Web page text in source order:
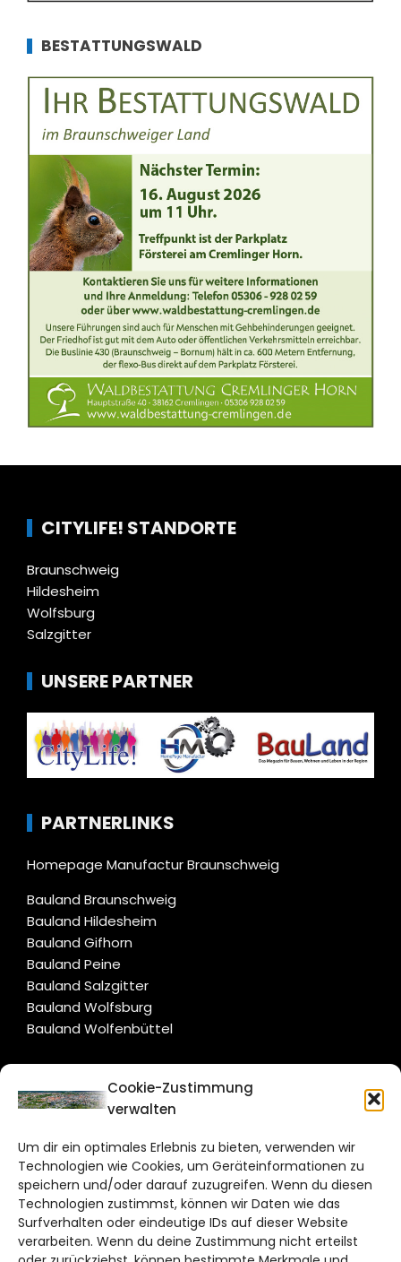
Cookie-Zustimmung
verwalten
Um dir ein optimales Erlebnis zu bieten, verwenden wir
Technologien wie Cookies, um Geräteinformationen zu
speichern und/oder darauf zuzugreifen. Wenn du diesen
Technologien zustimmst, können wir Daten wie das
Surfverhalten oder eindeutige IDs auf dieser Website
verarbeiten. Wenn du deine Zustimmung nicht erteilst
BESTATTUNGSWALD
CITYLIFE! STANDORTE
Braunschweig
Hildesheim
Wolfsburg
Salzgitter
UNSERE PARTNER
PARTNERLINKS
Homepage Manufactur Braunschweig
Bauland Braunschweig
Bauland Hildesheim
Bauland Gifhorn
Bauland Peine
Bauland Salzgitter
Bauland Wolfsburg
Bauland Wolfenbüttel
CITYLIFE!
Bruchtorwall 12
38100 Braunschweig
Telefon: 0531 387220 – 65